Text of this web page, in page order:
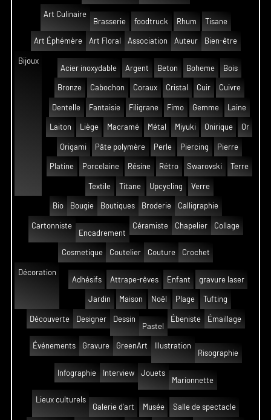
Art Culinaire
Brasserie
foodtruck Rhum Tisane
Art Éphémère Art Floral Association Auteur Bien-être
Bijoux
Acier inoxydable
Argent Beton Boheme Bois
Bronze Cabochon Coraux Cristal Cuir Cuivre
Dentelle Fantaisie Filigrane Fimo Gemme Laine
Laiton Liège Macramé Métal Miyuki Onirique Or
Origami Pâte polymère Perle Piercing Pierre
Platine Porcelaine Résine Rétro Swarovski Terre
Textile Titane Upcycling Verre
Bio Bougie Boutiques Broderie Calligraphie
Cartonniste
Encadrement
Céramiste Chapelier Collage
Cosmetique Coutelier Couture Crochet
Décoration
Adhésifs
Attrape-rêves Enfant gravure laser
Jardin Maison Noël Plage Tufting
Découverte Designer
Dessin
Pastel
Ébeniste Émaillage
Événements Gravure GreenArt
Illustration
Risographie
Infographie Interview
Jouets
Marionnette
Lieux culturels
Galerie d'art
Musée Salle de spectacle